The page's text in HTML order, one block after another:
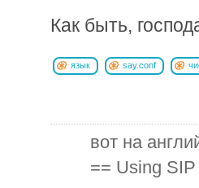
Как быть,
язык say.conf
вот на
== Using